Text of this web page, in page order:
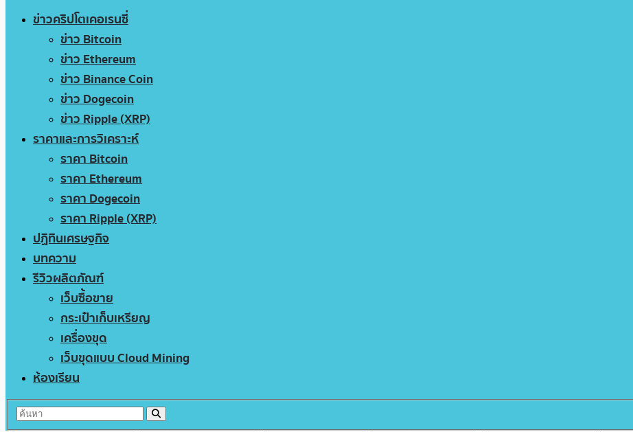
ข่าวคริปโตเคอเรนซี่
ข่าว Bitcoin
ข่าว Ethereum
ข่าว Binance Coin
ข่าว Dogecoin
ข่าว Ripple (XRP)
ราคาและการวิเคราะห์
ราคา Bitcoin
ราคา Ethereum
ราคา Dogecoin
ราคา Ripple (XRP)
ปฏิทินเศรษฐกิจ
บทความ
รีวิวผลิตภัณฑ์
เว็บซื้อขาย
กระเป๋าเก็บเหรียญ
เครื่องขุด
เว็บขุดแบบ Cloud Mining
ห้องเรียน